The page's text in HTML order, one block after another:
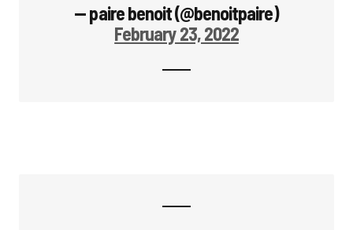
— paire benoit (@benoitpaire)
February 23, 2022